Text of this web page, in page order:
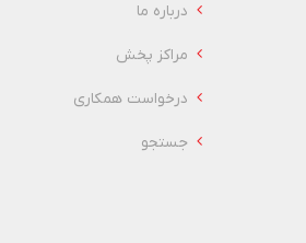
درباره ما
مراکز پخش
درخواست همکاری
جستجو